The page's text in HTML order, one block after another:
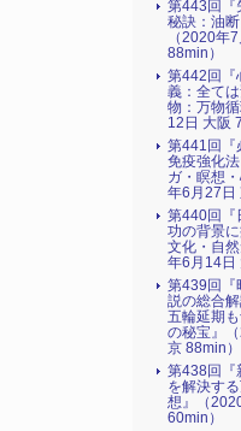
第443回『
秘訣：油断
（2020年
88min）
第442回『
義：全て
物：万物
12日 大阪
第441回『
免疫強化
ガ・瞑想
年6月27日
第440回『
功の背景
文化・自
年6月14日
第439回『
説の総合
五輪延期
の秘宝』
京 88min）
第438回『
を解決す
想』（
60min）